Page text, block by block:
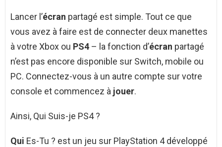
Lancer l’écran partagé est simple. Tout ce que
vous avez à faire est de connecter deux manettes
à votre Xbox ou PS4 – la fonction d’écran partagé
n’est pas encore disponible sur Switch, mobile ou
PC. Connectez-vous à un autre compte sur votre
console et commencez à jouer.
Ainsi, Qui Suis-je PS4 ?
Qui Es-Tu ? est un jeu sur PlayStation 4 développé